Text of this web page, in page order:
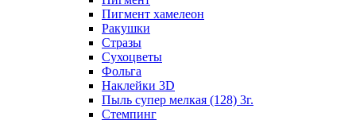
Пигмент хамелеон
Ракушки
Стразы
Сухоцветы
Фольга
Наклейки 3D
Пыль супер мелкая (128) 3г.
Стемпинг